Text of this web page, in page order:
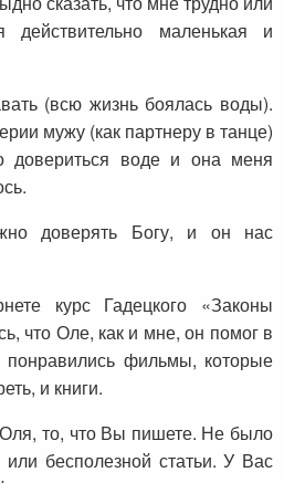
маленькая и
(всю жизнь боялась воды).
мужу (как партнеру в танце)
довериться воде и она меня
доверять Богу, и он нас
курс Гадецкого «Законы
что Оле, как и мне, он помог в
фильмы, которые
и книги.
то, что Вы пишете. Не было
бесполезной статьи. У Вас